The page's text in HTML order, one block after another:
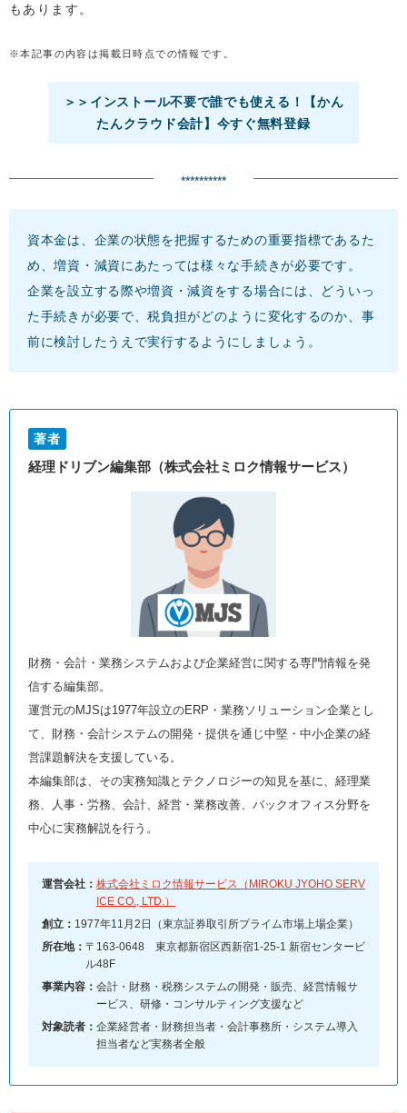
もあります。
※本記事の内容は掲載日時点での情報です。
＞＞インストール不要で誰でも使える！【かん
たんクラウド会計】今すぐ無料登録
**********
資本金は、企業の状態を把握するための重要指標であるた
め、増資・減資にあたっては様々な手続きが必要です。
企業を設立する際や増資・減資をする場合には、どういっ
た手続きが必要で、税負担がどのように変化するのか、事
前に検討したうえで実行するようにしましょう。
著者
経理ドリブン編集部（株式会社ミロク情報サービス）
財務・会計・業務システムおよび企業経営に関する専門情報を発
信する編集部。
運営元のMJSは1977年設立のERP・業務ソリューション企業とし
て、財務・会計システムの開発・提供を通じ中堅・中小企業の経
営課題解決を支援している。
本編集部は、その実務知識とテクノロジーの知見を基に、経理業
務、人事・労務、会計、経営・業務改善、バックオフィス分野を
中心に実務解説を行う。
運営会社： 株式会社ミロク情報サービス（MIROKU JYOHO SERV
ICE CO., LTD.）
創立： 1977年11月2日（東京証券取引所プライム市場上場企業）
所在地： 〒163-0648 東京都新宿区西新宿1-25-1 新宿センタービ
ル48F
事業内容： 会計・財務・税務システムの開発・販売、経営情報サ
ービス、研修・コンサルティング支援など
対象読者： 企業経営者・財務担当者・会計事務所・システム導入
担当者など実務者全般